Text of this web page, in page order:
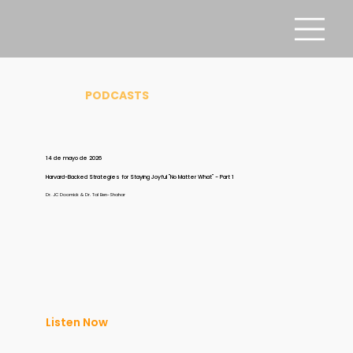
PODCASTS
14 de mayo de 2026
Harvard-Backed Strategies for Staying Joyful "No Matter What" - Part 1
Dr. JC Doornick & Dr. Tal Ben-Shahar
Listen Now